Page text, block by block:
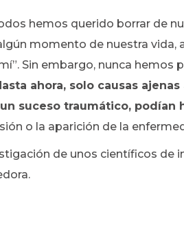
hemos querido borrar de
momento de nuestra vida,
Sin embargo, nunca
ahora, solo causas
suceso traumático, podían
o la aparición de la
de unos científicos